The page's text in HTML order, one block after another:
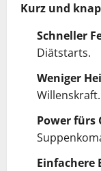
Kurz und
Schneller
Diätstarts.
Weniger
Willenskraft.
Power fürs
Einfachere